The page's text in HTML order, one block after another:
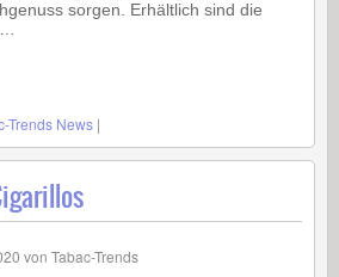
sorgen. Erhältlich sind die
Trends News |
von Tabac-Trends